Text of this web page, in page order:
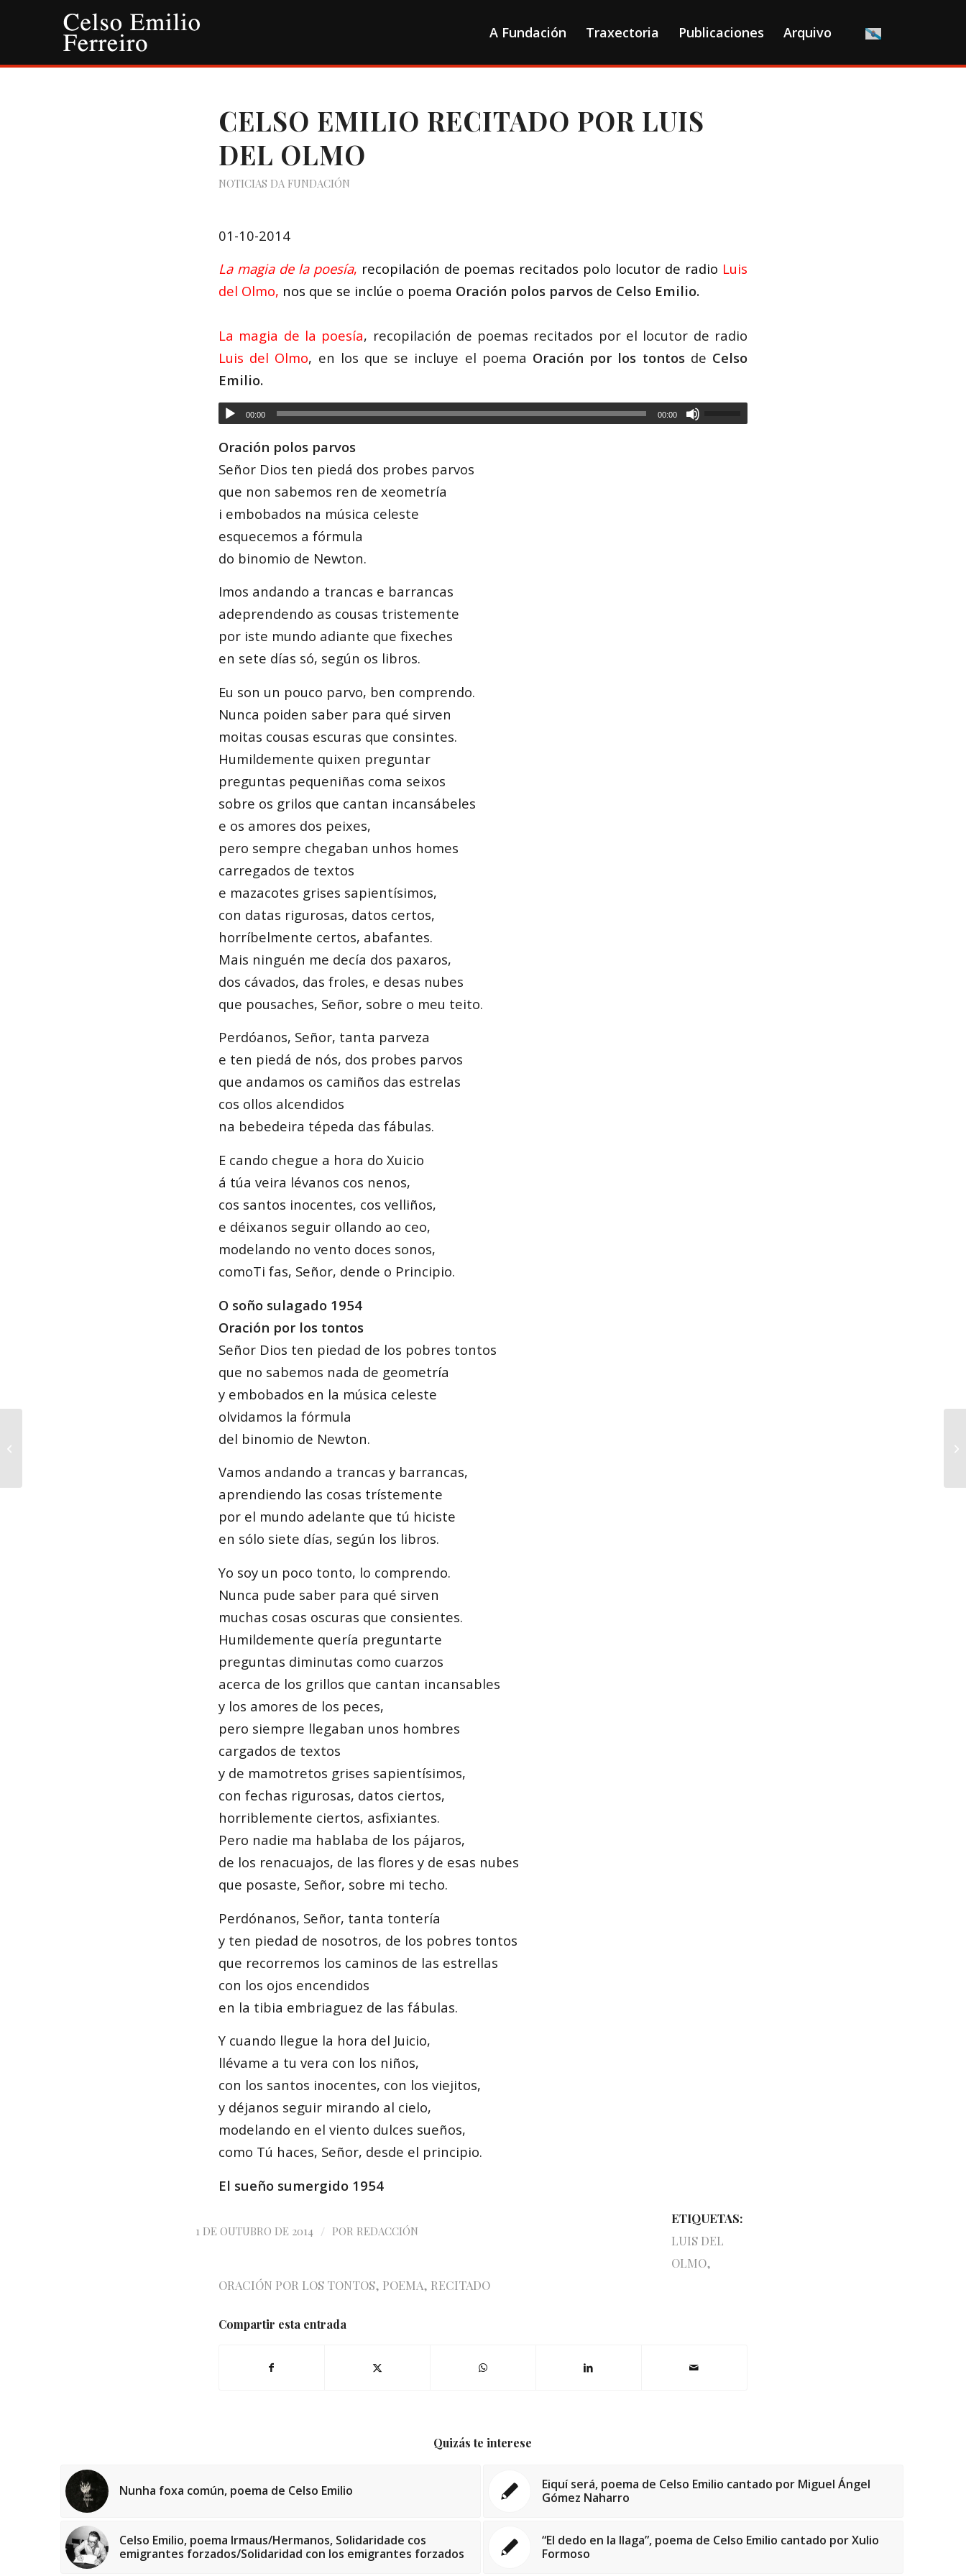
A Fundación Traxectoria Publicaciones Arquivo
CELSO EMILIO RECITADO POR LUIS
DEL OLMO
NOTICIAS DA FUNDACIÓN
01-10-2014
La magia de la poesía, recopilación de poemas recitados polo locutor de radio Luis
del Olmo, nos que se inclúe o poema Oración polos parvosde Celso Emilio.
La magia de la poesía, recopilación de poemas recitados por el locutor de radio
Luis del Olmo, en los que se incluye el poema Oración por los tontosde Celso
Emilio.
00:00 00:00
Oración polos parvos
Señor Dios ten piedá dos probes parvos
que non sabemos ren de xeometría
i embobados na música celeste
esquecemos a fórmula
do binomio de Newton.
Imos andando a trancas e barrancas
adeprendendo as cousas tristemente
por iste mundo adiante que fixeches
en sete días só, según os libros.
Eu son un pouco parvo, ben comprendo.
Nunca poiden saber para qué sirven
moitas cousas escuras que consintes.
Humildemente quixen preguntar
preguntas pequeniñas coma seixos
sobre os grilos que cantan incansábeles
e os amores dos peixes,
pero sempre chegaban unhos homes
carregados de textos
e mazacotes grises sapientísimos,
con datas rigurosas, datos certos,
horríbelmente certos, abafantes.
Mais ninguén me decía dos paxaros,
dos cávados, das froles, e desas nubes
que pousaches, Señor, sobre o meu teito.
Perdóanos, Señor, tanta parveza
e ten piedá de nós, dos probes parvos
que andamos os camiños das estrelas
cos ollos alcendidos
na bebedeira tépeda das fábulas.
E cando chegue a hora do Xuicio
á túa veira lévanos cos nenos,
cos santos inocentes, cos velliños,
e déixanos seguir ollando ao ceo,
modelando no vento doces sonos,
comoTi fas, Señor, dende o Principio.
O soño sulagado 1954
Oración por los tontos
Señor Dios ten piedad de los pobres tontos
que no sabemos nada de geometría
y embobados en la música celeste
olvidamos la fórmula
del binomio de Newton.
Vamos andando a trancas y barrancas,
aprendiendo las cosas trístemente
por el mundo adelante que tú hiciste
en sólo siete días, según los libros.
Yo soy un poco tonto, lo comprendo.
Nunca pude saber para qué sirven
muchas cosas oscuras que consientes.
Humildemente quería preguntarte
preguntas diminutas como cuarzos
acerca de los grillos que cantan incansables
y los amores de los peces,
pero siempre llegaban unos hombres
cargados de textos
y de mamotretos grises sapientísimos,
con fechas rigurosas, datos ciertos,
horriblemente ciertos, asfixiantes.
Pero nadie ma hablaba de los pájaros,
de los renacuajos, de las flores y de esas nubes
que posaste, Señor, sobre mi techo.
Perdónanos, Señor, tanta tontería
y ten piedad de nosotros, de los pobres tontos
que recorremos los caminos de las estrellas
con los ojos encendidos
en la tibia embriaguez de las fábulas.
Y cuando llegue la hora del Juicio,
llévame a tu vera con los niños,
con los santos inocentes, con los viejitos,
y déjanos seguir mirando al cielo,
modelando en el viento dulces sueños,
como Tú haces, Señor, desde el principio.
El sueño sumergido 1954
1 DE OUTUBRO DE 2014 / POR REDACCIÓN
ETIQUETAS:
LUIS DEL
OLMO,
ORACIÓN POR LOS TONTOS, POEMA, RECITADO
Compartir esta entrada
Quizás te interese
Nunha foxa común, poema de Celso Emilio
Eiquí será, poema de Celso Emilio cantado por Miguel Ángel
Gómez Naharro
Celso Emilio, poema Irmaus/Hermanos, Solidaridade cos
emigrantes forzados/Solidaridad con los emigrantes forzados
“El dedo en la llaga”, poema de Celso Emilio cantado por Xulio
Formoso